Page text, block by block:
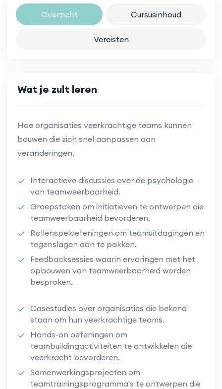
Overzicht Cursusinhoud
Vereisten
Wat je zult leren
Hoe organisaties veerkrachtige teams kunnen
bouwen die zich snel aanpassen aan
veranderingen.
Interactieve discussies over de psychologie
van teamweerbaarheid.
Groepstaken om initiatieven te ontwerpen die
teamweerbaarheid bevorderen.
Rollenspeloefeningen om teamuitdagingen en
tegenslagen aan te pakken.
Feedbacksessies waarin ervaringen met het
opbouwen van teamweerbaarheid worden
besproken.
Casestudies over organisaties die bekend
staan om hun veerkrachtige teams.
Hands-on oefeningen om
teambuildingactiviteiten te ontwikkelen die
veerkracht bevorderen.
Samenwerkingsprojecten om
teamtrainingsprogramma's te ontwerpen die